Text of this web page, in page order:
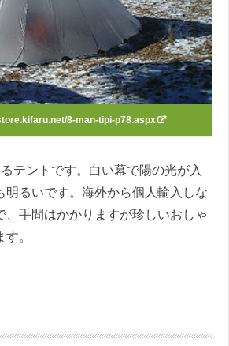
8-man-tipi-p78.aspx
テントです。白い幕で陽の光が入
明るいです。海外から個人輸入しな
、手間はかかりますが珍しいおしゃ
。